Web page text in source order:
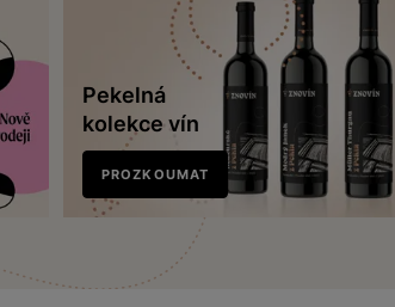
Pekelná
kolekce vín
PROZKOUMAT